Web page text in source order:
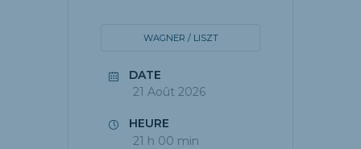
WAGNER / LISZT
DATE
21 Août 2026
HEURE
21 h 00 min